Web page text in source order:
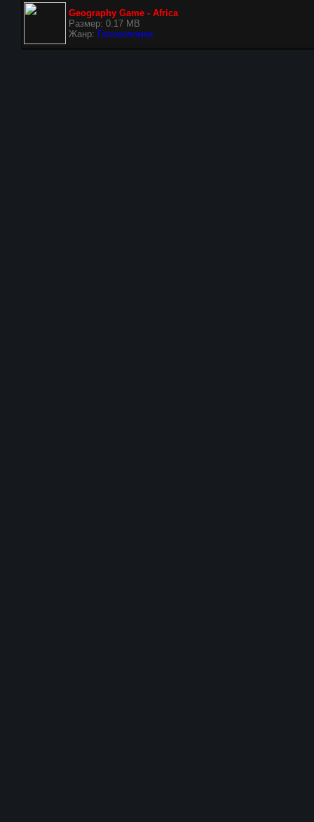
Geography Game - Africa
Размер: 0.17 MB
Жанр: Головоломки